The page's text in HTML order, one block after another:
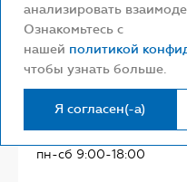
анализировать
Ознакомьтесь с
нашей политикой
чтобы узнать больше.
Я согласен(-а)
8 (7132) 23-05-20
пн-сб 9:00-18:00
г. Актобе, Ул. Есет
пн-сб 9:00-18:00